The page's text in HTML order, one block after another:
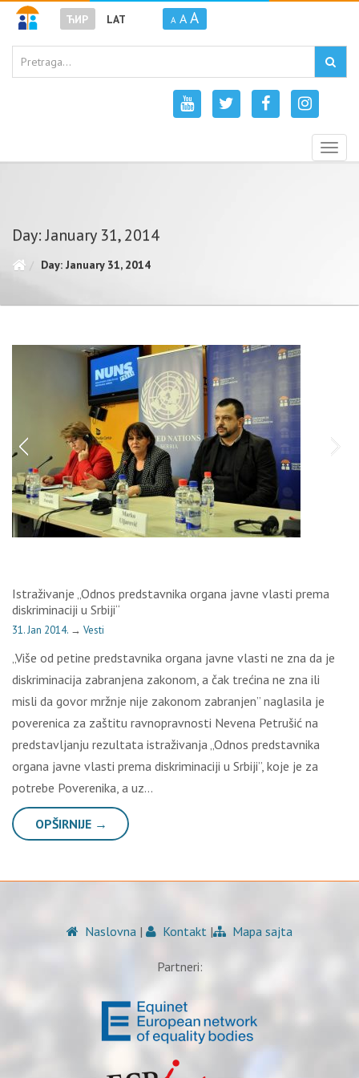
ЋИР LAT A A A
Day: January 31, 2014
Day: January 31, 2014
Istraživanje „Odnos predstavnika organa javne vlasti prema
diskriminaciji u Srbiji“
31. Jan 2014. → Vesti
„Više od petine predstavnika organa javne vlasti ne zna da je
diskriminacija zabranjena zakonom, a čak trećina ne zna ili
misli da govor mržnje nije zakonom zabranjen” naglasila je
poverenica za zaštitu ravnopravnosti Nevena Petrušić na
predstavljanju rezultata istraživanja „Odnos predstavnika
organa javne vlasti prema diskriminaciji u Srbiji”, koje je za
potrebe Poverenika, a uz…
OPŠIRNIJE →
Naslovna | Kontakt | Mapa sajta
Partneri: